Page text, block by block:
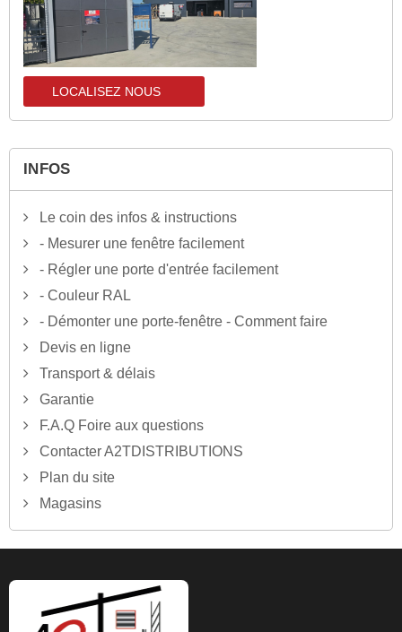
LOCALISEZ NOUS
INFOS
Le coin des infos & instructions
- Mesurer une fenêtre facilement
- Régler une porte d'entrée facilement
- Couleur RAL
- Démonter une porte-fenêtre - Comment faire
Devis en ligne
Transport & délais
Garantie
F.A.Q Foire aux questions
Contacter A2TDISTRIBUTIONS
Plan du site
Magasins